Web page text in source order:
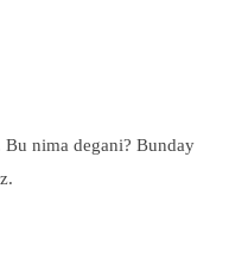
nima degani? Bunday